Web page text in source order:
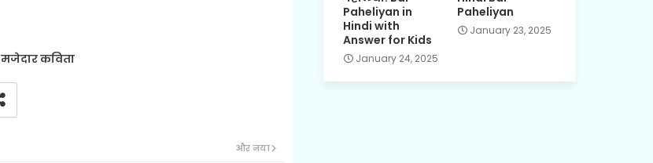
मजेदार कविता
और नया
Paheliyan in
Hindi with
Answer for Kids
January 24, 2025
Paheliyan
January 23, 2025